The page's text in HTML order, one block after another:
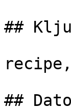
##
##